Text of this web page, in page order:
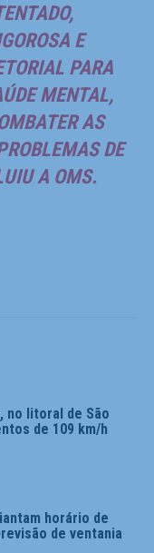
E
PARA
MENTAL,
AS
DE
A OMS.
no litoral de São
de 109 km/h
horário de
de ventania